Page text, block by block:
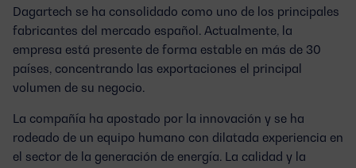
Dagartech se ha consolidado como uno de los principales
fabricantes del mercado español. Actualmente, la
empresa está presente de forma estable en más de 30
países, concentrando las exportaciones el principal
volumen de su negocio.
La compañía ha apostado por la innovación y se ha
rodeado de un equipo humano con dilatada experiencia en
el sector de la generación de energía. La calidad y la